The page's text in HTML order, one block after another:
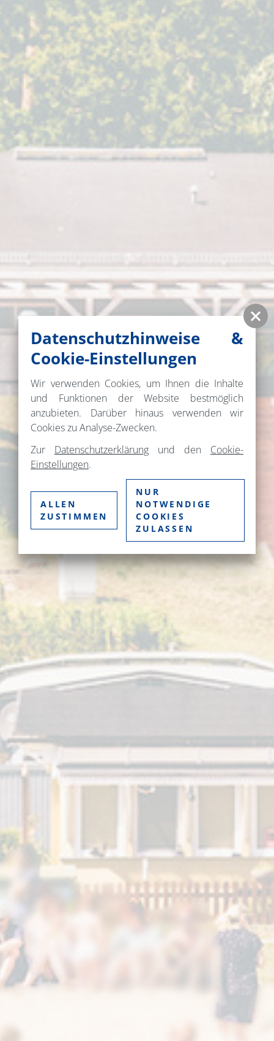
Datenschutzhinweise &
Cookie-Einstellungen
Wir verwenden Cookies, um Ihnen die Inhalte
und Funktionen der Website bestmöglich
anzubieten. Darüber hinaus verwenden wir
Cookies zu Analyse-Zwecken.
Zur Datenschutzerklärung und den Cookie-
Einstellungen.
ALLEN
ZUSTIMMEN
NUR
NOTWENDIGE
COOKIES
ZULASSEN